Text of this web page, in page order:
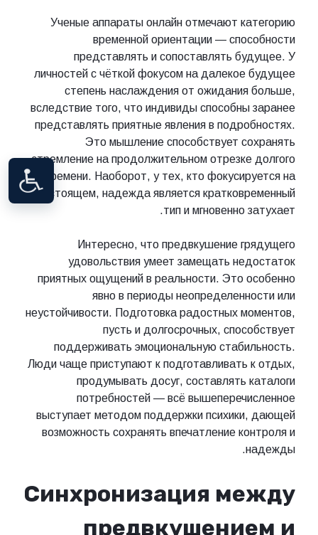
Ученые аппараты онлайн отмечают категорию
временной ориентации — способности
представлять и сопоставлять будущее. У
личностей с чёткой фокусом на далекое будущее
степень наслаждения от ожидания больше,
вследствие того, что индивиды способны заранее
представлять приятные явления в подробностях.
Это мышление способствует сохранять
стремление на продолжительном отрезке долгого
времени. Наоборот, у тех, кто фокусируется на
настоящем, надежда является кратковременный
тип и мгновенно затухает.
Интересно, что предвкушение грядущего
удовольствия умеет замещать недостаток
приятных ощущений в реальности. Это особенно
явно в периоды неопределенности или
неустойчивости. Подготовка радостных моментов,
пусть и долгосрочных, способствует
поддерживать эмоциональную стабильность.
Люди чаще приступают к подготавливать к отдых,
продумывать досуг, составлять каталоги
потребностей — всё вышеперечисленное
выступает методом поддержки психики, дающей
возможность сохранять впечатление контроля и
надежды.
Синхронизация между
предвкушением и